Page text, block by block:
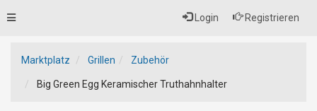
Login Registrieren
Toggle
Marktplatz Grillen Zubehör
Big Green Egg Keramischer Truthahnhalter